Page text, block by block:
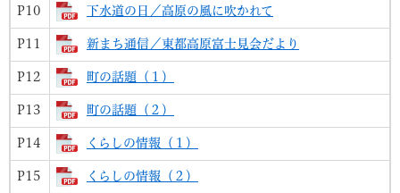
P10 下水道の日／高原の風に吹かれて
P11 新まち通信／東都高原富士見会だより
P12 町の話題（１）
P13 町の話題（２）
P14 くらしの情報（１）
P15 くらしの情報（２）